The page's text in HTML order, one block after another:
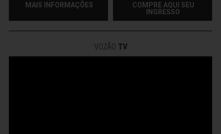
MAIS INFORMAÇÕES
COMPRE AQUI SEU
INGRESSO
VOZÃO TV